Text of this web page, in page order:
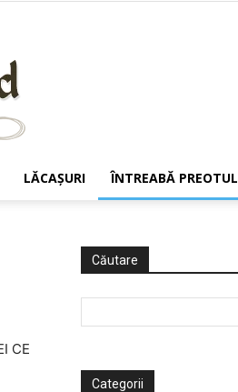
LĂCAŞURI ÎNTREABĂ PREOTUL
CE
Căutare
Categorii